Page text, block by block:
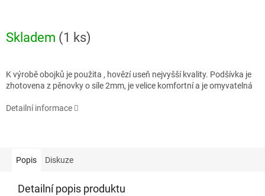
Skladem (1 ks)
K výrobě obojků je použita , hovězí useň nejvyšší kvality. Podšívka je
zhotovena z pěnovky o síle 2mm, je velice komfortní a je omyvatelná
Detailní informace
Popis Diskuze
Detailní popis produktu